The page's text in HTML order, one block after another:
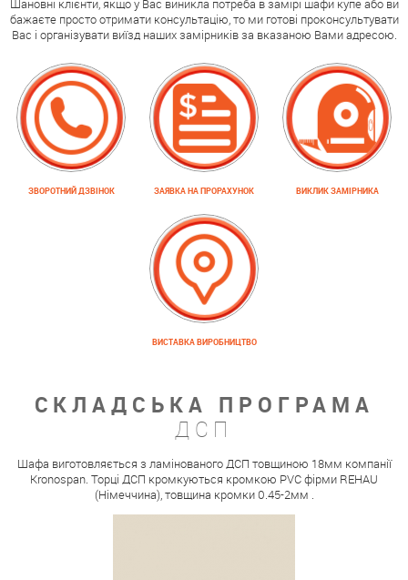
Шановні клієнти, якщо у Вас виникла потреба в замірі шафи купе або ви
бажаєте просто отримати консультацію, то ми готові проконсультувати
Вас і організувати виїзд наших замірників за вказаною Вами адресою.
ЗВОРОТНИЙ ДЗВІНОК ЗАЯВКА НА ПРОРАХУНОК ВИКЛИК ЗАМІРНИКА
ВИСТАВКА ВИРОБНИЦТВО
СКЛАДСЬКА ПРОГРАМА
ДСП
Шафа виготовляється з ламінованого ДСП товщиною 18мм компанії
Kronospan. Торці ДСП кромкуються кромкою PVC фірми REHAU
(Німеччина), товщина кромки 0.45-2мм .